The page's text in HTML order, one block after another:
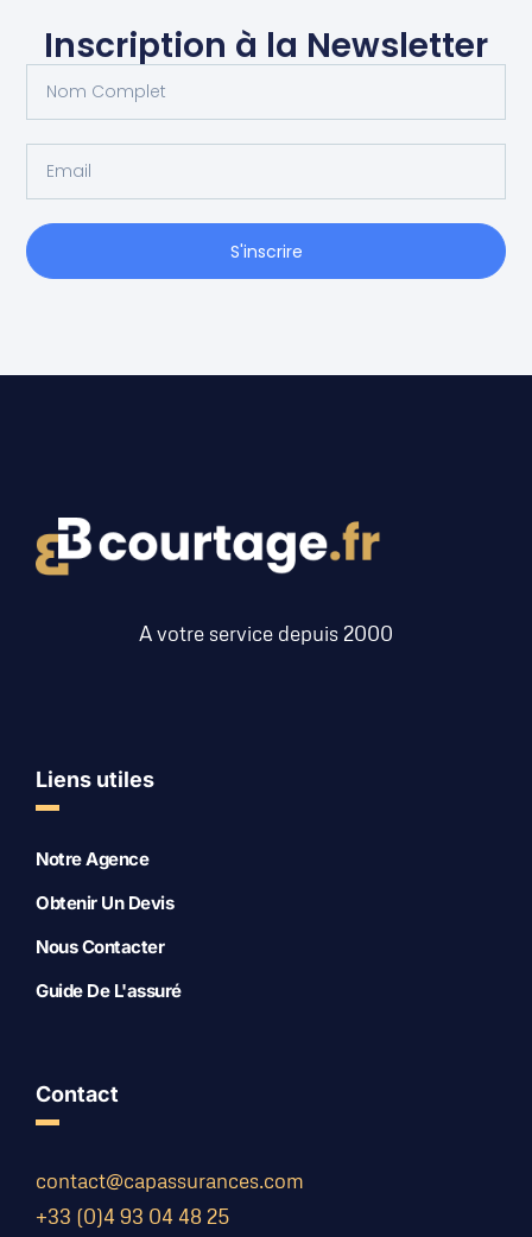
Inscription à la Newsletter
S'inscrire
A votre service depuis 2000
Liens utiles
Notre Agence
Obtenir Un Devis
Nous Contacter
Guide De L'assuré
Contact
contact@capassurances.com
+33 (0)4 93 04 48 25